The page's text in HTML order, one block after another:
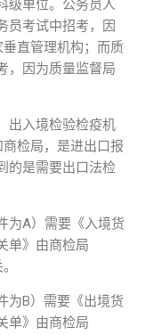
级单位。公务员人
员考试中招考，因
直管理机构；而质
，因为质量监督局
出入境检验检疫机
检局，是进出口报
的是需要出口法检
为A）需要《入境货
单》由商检局
为B）需要《出境货
单》由商检局